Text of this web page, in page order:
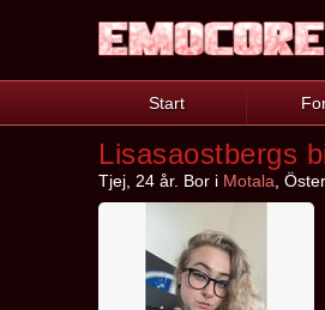
Start
Lisasaostbergs
Tjej, 24 år. Bor i Motala ,